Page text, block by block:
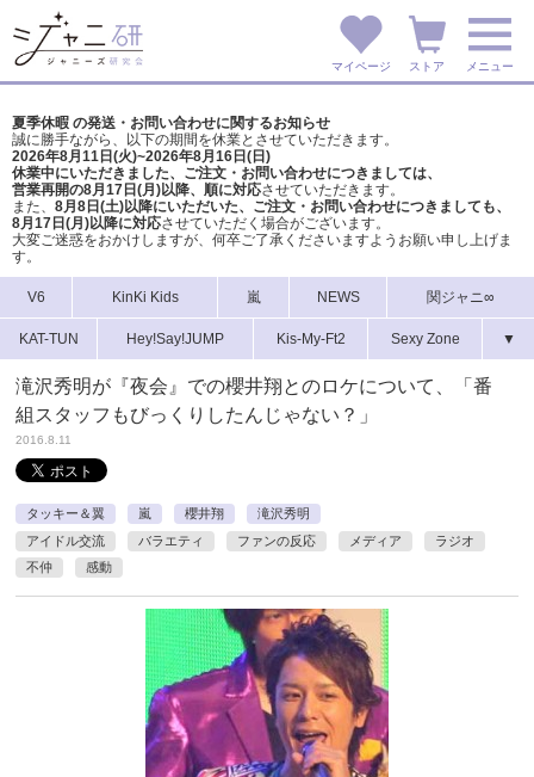
マイページ ストア メニュー
夏季休暇 の発送・お問い合わせに関するお知らせ
誠に勝手ながら、以下の期間を休業とさせていただきます。
2026年8月11日(火)~2026年8月16日(日)
休業中にいただきました、ご注文・お問い合わせにつきましては、
営業再開の8月17日(月)以降、順に対応させていただきます。
また、 8月8日(土)以降にいただいた、ご注文・ お問い合わせにつきましても、
8月17日(月)以降に対応させていただく場合がございます。
大変ご迷惑をおかけしますが、 何卒ご了承くださいますようお願い申し上げま
す。
V6 KinKi Kids 嵐 NEWS 関ジャニ∞
KAT-TUN Hey!Say!JUMP Kis-My-Ft2 Sexy Zone ▼
滝沢秀明が『夜会』での櫻井翔とのロケについて、「番
組スタッフもびっくりしたんじゃない？」
2016.8.11
タッキー＆翼 嵐 櫻井翔
滝沢秀明
アイドル交流
バラエティ ファンの反応 メディア
ラジオ
不仲
感動